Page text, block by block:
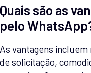
Quais são as
pelo
As vantagens incluem
de solicitação,